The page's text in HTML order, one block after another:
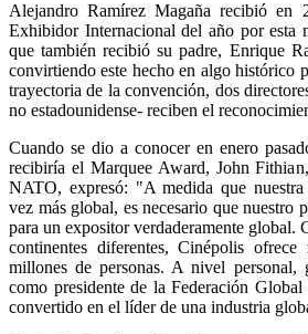
Alejandro Ramírez Magaña recibió en
Exhibidor Internacional del año por esta
que también recibió su padre, Enrique
convirtiendo este hecho en algo histórico
trayectoria de la convención, dos
no estadounidense- reciben el
Cuando se dio a conocer en enero
recibiría el Marquee Award, John
NATO, expresó: "A medida que
vez más global, es necesario que nuestro
para un expositor verdaderamente global.
continentes diferentes, Cinépolis ofrece
millones de personas. A nivel personal,
como presidente de la Federación
convertido en el líder de una industria